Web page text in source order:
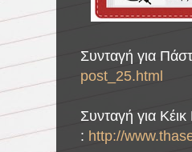
Συνταγή για
post_25.html
Συνταγή για
: http://